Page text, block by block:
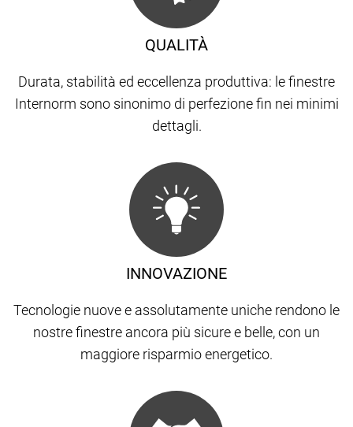
QUALITÀ
Durata, stabilità ed eccellenza produttiva: le finestre
Internorm sono sinonimo di perfezione fin nei minimi
dettagli.
INNOVAZIONE
Tecnologie nuove e assolutamente uniche rendono le
nostre finestre ancora più sicure e belle, con un
maggiore risparmio energetico.